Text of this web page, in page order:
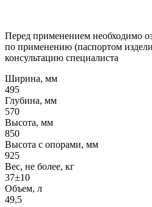
Перед применением необходимо
по применению (паспортом
консультацию специалиста
Ширина, мм
495
Глубина, мм
570
Высота, мм
850
Высота с опорами, мм
925
Вес, не более, кг
37±10
Объем, л
49,5